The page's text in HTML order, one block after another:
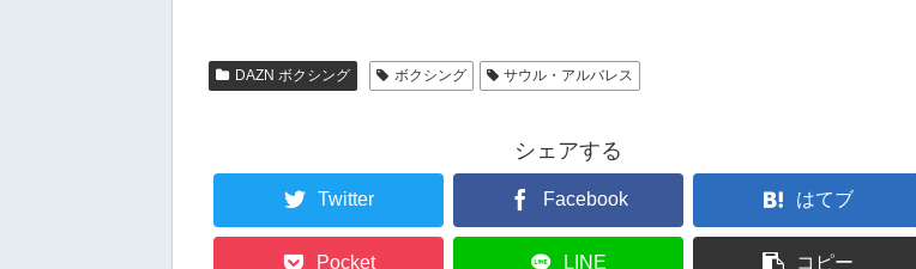
DAZN ボクシング ボクシング サウル・アルバレス
シェアする
Twitter Facebook はてブ
Pocket LINE コピー